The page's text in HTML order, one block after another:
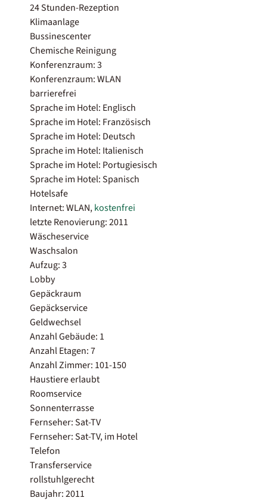
24 Stunden-Rezeption
Klimaanlage
Bussinescenter
Chemische Reinigung
Konferenzraum: 3
Konferenzraum: WLAN
barrierefrei
Sprache im Hotel: Englisch
Sprache im Hotel: Französisch
Sprache im Hotel: Deutsch
Sprache im Hotel: Italienisch
Sprache im Hotel: Portugiesisch
Sprache im Hotel: Spanisch
Hotelsafe
Internet: WLAN,kostenfrei
letzte Renovierung: 2011
Wäscheservice
Waschsalon
Aufzug: 3
Lobby
Gepäckraum
Gepäckservice
Geldwechsel
Anzahl Gebäude: 1
Anzahl Etagen: 7
Anzahl Zimmer: 101-150
Haustiere erlaubt
Roomservice
Sonnenterrasse
Fernseher: Sat-TV
Fernseher: Sat-TV, im Hotel
Telefon
Transferservice
rollstuhlgerecht
Baujahr: 2011